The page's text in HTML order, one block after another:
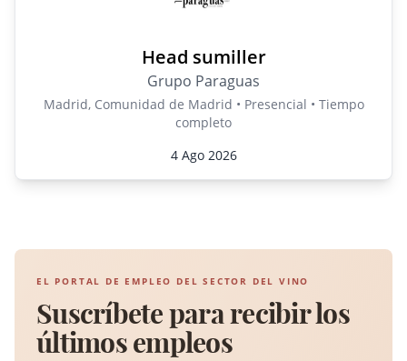
Head sumiller
Grupo Paraguas
Madrid, Comunidad de Madrid • Presencial • Tiempo
completo
4 Ago 2026
EL PORTAL DE EMPLEO DEL SECTOR DEL VINO
Suscríbete para recibir los
últimos empleos